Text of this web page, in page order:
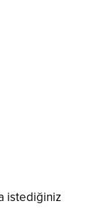
istediğiniz